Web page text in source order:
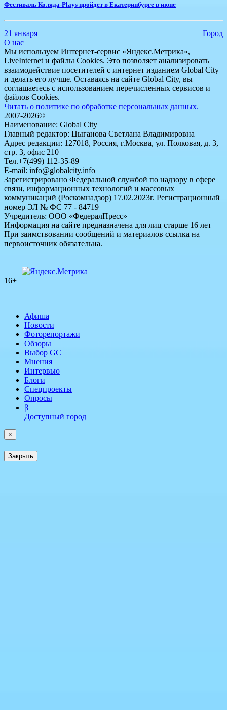
​Фестиваль Коляда-Plays пройдет в Екатеринбурге в июне
21 января
Город
О нас
Мы используем Интернет-сервис «Яндекс.Метрика»,
LiveInternet и файлы Cookies. Это позволяет анализировать
взаимодействие посетителей с интернет изданием Global City
и делать его лучше. Оставаясь на сайте Global City, вы
соглашаетесь с использованием перечисленных сервисов и
файлов Cookies.
Читать о политике по обработке персональных данных.
2007-2026©
Наименование: Global City
Главный редактор: Цыганова Светлана Владимировна
Адрес редакции: 127018, Россия, г.Москва, ул. Полковая, д. 3,
стр. 3, офис 210
Тел.+7(499) 112-35-89
E-mail: info@globalcity.info
Зарегистрировано Федеральной службой по надзору в сфере
связи, информационных технологий и массовых
коммуникаций (Роскомнадзор) 17.02.2023г. Регистрационный
номер ЭЛ № ФС 77 - 84719
Учредитель: ООО «ФедералПресс»
Информация на сайте предназначена для лиц старше 16 лет
При заимствовании сообщений и материалов ссылка на
первоисточник обязательна.
16+
Афиша
Новости
Фоторепортажи
Обзоры
Выбор GC
Мнения
Интервью
Блоги
Спецпроекты
Опросы
β
Доступный город
×
Закрыть